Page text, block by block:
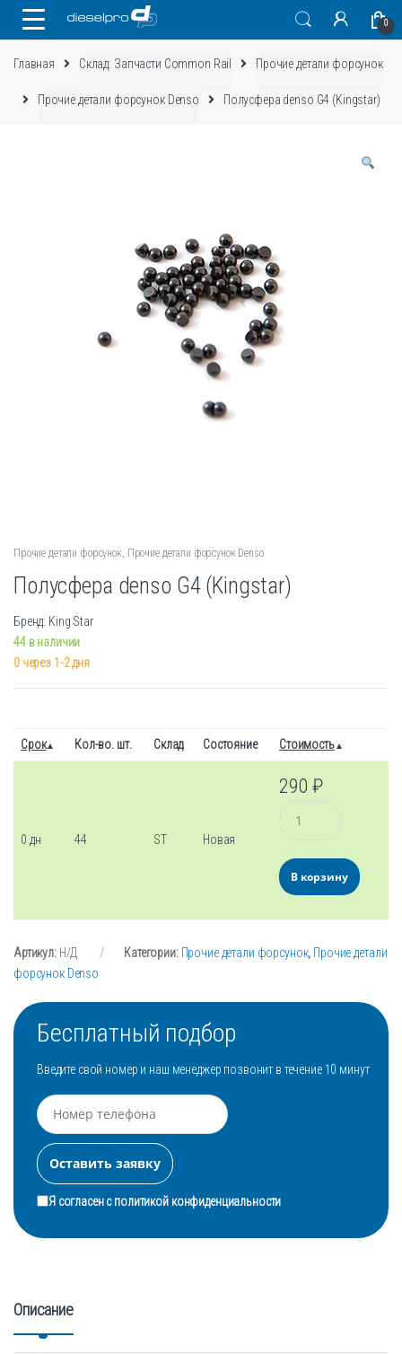
0
Главная Склад: Запчасти Common Rail Прочие детали форсунок
Прочие детали форсунок Denso Полусфера denso G4 (Kingstar)
Прочие детали форсунок Прочие детали форсунок Denso
Полусфера denso G4 (Kingstar)
Бренд: King Star
44 в наличии
0 через 1-2 дня
Срок Кол-во. шт. Склад Состояние Стоимость
0 дн 44 ST Новая
290₽
Количество
В корзину
Артикул: Н/Д Категории: Прочие детали форсунок, Прочие детали
форсунок Denso
Бесплатный подбор
Введите свой номер и наш менеджер позвонит в течение 10 минут
Я согласен сполитикой конфиденциальности
Описание